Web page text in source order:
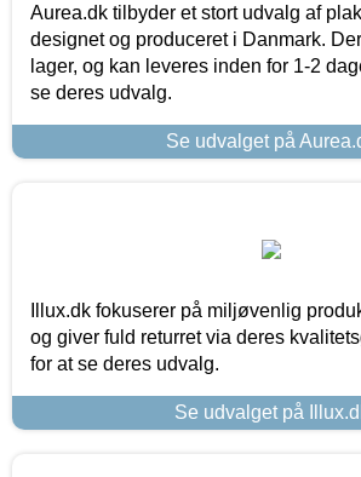
Aurea.dk tilbyder et stort udvalg af
designet og produceret i Danmark.
lager, og kan leveres inden for 1-2
se deres udvalg.
Se udvalget på
Illux.dk fokuserer på miljøvenlig
og giver fuld returret via deres
for at se deres udvalg.
Se udvalget på